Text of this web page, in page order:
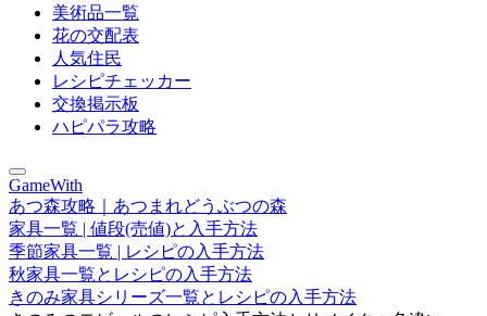
美術品一覧
花の交配表
人気住民
レシピチェッカー
交換掲示板
ハピパラ攻略
GameWith
あつ森攻略｜あつまれどうぶつの森
家具一覧 | 値段(売値)と入手方法
季節家具一覧 | レシピの入手方法
秋家具一覧とレシピの入手方法
きのみ家具シリーズ一覧とレシピの入手方法